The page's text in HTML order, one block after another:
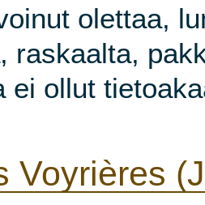
olettaa,
raskaalta,
ei ollut
Voyrières